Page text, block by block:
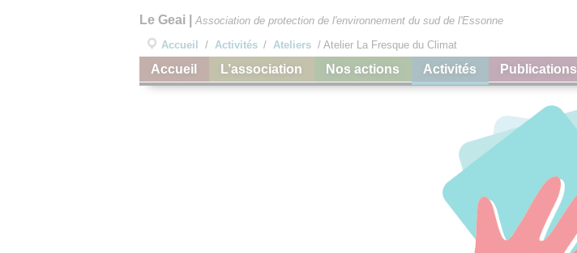
Le Geai Association de protection de l'environnement du sud de l'Essonne
Accueil / Activités / Ateliers / Atelier La Fresque du Climat
Accueil L’association Nos actions Activités Publications